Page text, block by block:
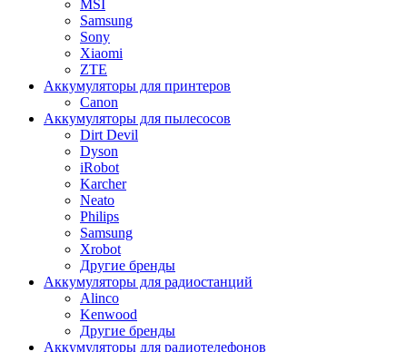
MSI
Samsung
Sony
Xiaomi
ZTE
Аккумуляторы для принтеров
Canon
Аккумуляторы для пылесосов
Dirt Devil
Dyson
iRobot
Karcher
Neato
Philips
Samsung
Xrobot
Другие бренды
Аккумуляторы для радиостанций
Alinco
Kenwood
Другие бренды
Аккумуляторы для радиотелефонов